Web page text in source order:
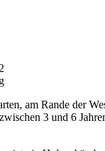
am Rande der
3 und 6